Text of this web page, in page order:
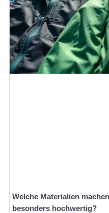
Welche Materialien
besonders hochwertig?